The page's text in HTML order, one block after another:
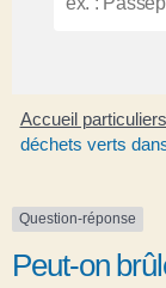
Accueil particuliers
déchets verts
Question-réponse
Peut-on